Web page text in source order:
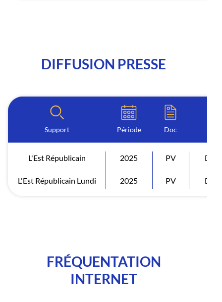
DIFFUSION PRESSE
Support Période Doc
L'Est Républicain 2025 PV
L'Est Républicain Lundi 2025 PV
FRÉQUENTATION
INTERNET